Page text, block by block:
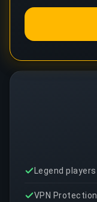
Legend players
VPN Protection